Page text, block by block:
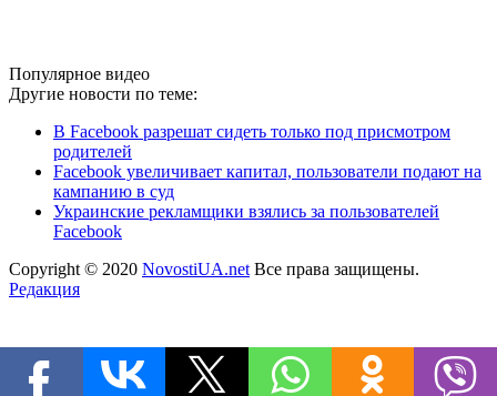
Популярное видео
Другие новости по теме:
В Facebook разрешат сидеть только под присмотром
родителей
Facebook увеличивает капитал, пользователи подают на
кампанию в суд
Украинские рекламщики взялись за пользователей
Facebook
Copyright © 2020 NovostiUA.net Все права защищены.
Редакция